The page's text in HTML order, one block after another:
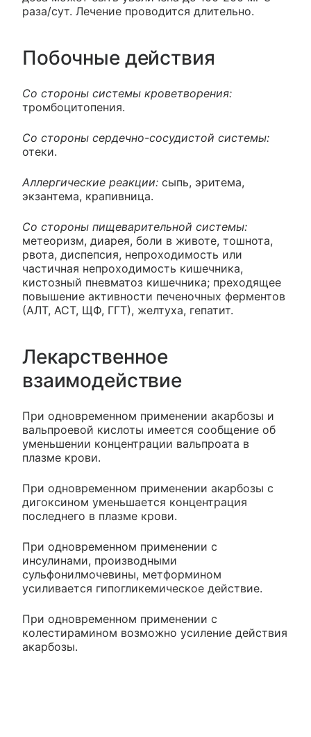
раза/сут. Лечение проводится длительно.
Побочные действия
Со стороны системы кроветворения:
тромбоцитопения.
Со стороны сердечно-сосудистой системы:
отеки.
Аллергические реакции: сыпь, эритема,
экзантема, крапивница.
Со стороны пищеварительной системы:
метеоризм, диарея, боли в животе, тошнота,
рвота, диспепсия, непроходимость или
частичная непроходимость кишечника,
кистозный пневматоз кишечника; преходящее
повышение активности печеночных ферментов
(АЛТ, АСТ, ЩФ, ГГТ), желтуха, гепатит.
Лекарственное
взаимодействие
При одновременном применении акарбозы и
вальпроевой кислоты имеется сообщение об
уменьшении концентрации вальпроата в
плазме крови.
При одновременном применении акарбозы с
дигоксином уменьшается концентрация
последнего в плазме крови.
При одновременном применении с
инсулинами, производными
сульфонилмочевины, метформином
усиливается гипогликемическое действие.
При одновременном применении с
колестирамином возможно усиление действия
акарбозы.